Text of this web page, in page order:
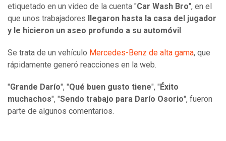
etiquetado en un video de la cuenta "Car Wash Bro", en el
que unos trabajadores
llegaron hasta la casa del jugador
y le hicieron un aseo profundo a su automóvil .
Se trata de un vehículo Mercedes-Benz de alta gama, que
rápidamente generó reacciones en la web.
"Grande Darío", "Qué buen gusto tiene", " Éxito
muchachos", "Sendo trabajo para Darío Osorio", fueron
parte de algunos comentarios.